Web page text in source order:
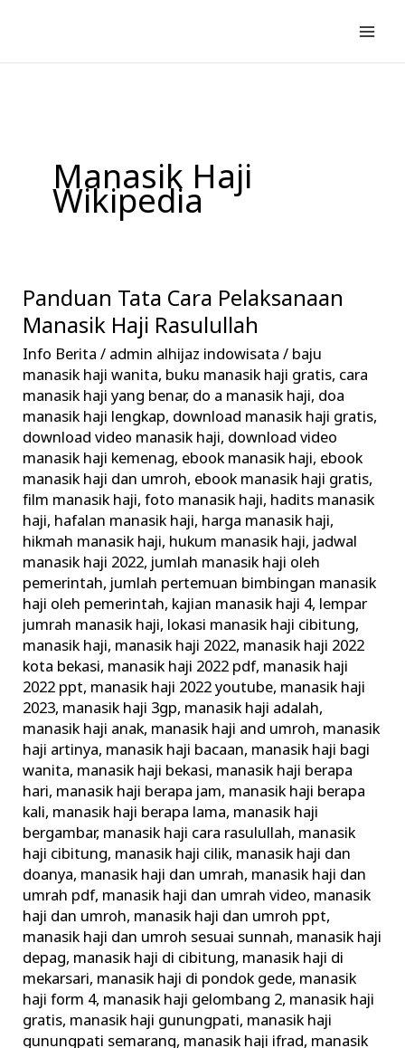
konten
Manasik Haji
Wikipedia
Panduan Tata Cara Pelaksanaan
Manasik Haji Rasulullah
Info Berita / admin alhijaz indowisata/ baju
manasik haji wanita, buku manasik haji gratis, cara
manasik haji yang benar, do a manasik haji, doa
manasik haji lengkap, download manasik haji gratis,
download video manasik haji, download video
manasik haji kemenag, ebook manasik haji, ebook
manasik haji dan umroh, ebook manasik haji gratis,
film manasik haji,foto manasik haji, hadits manasik
haji, hafalan manasik haji, harga manasik haji,
hikmah manasik haji, hukum manasik haji, jadwal
manasik haji 2022, jumlah manasik haji oleh
pemerintah, jumlah pertemuan bimbingan manasik
haji oleh pemerintah, kajian manasik haji 4, lempar
jumrah manasik haji, lokasi manasik haji cibitung,
manasik haji, manasik haji 2022, manasik haji 2022
kota bekasi, manasik haji 2022 pdf, manasik haji
2022 ppt, manasik haji 2022 youtube, manasik haji
2023, manasik haji 3gp, manasik haji adalah,
manasik haji anak, manasik haji and umroh, manasik
haji artinya, manasik haji bacaan, manasik haji bagi
wanita, manasik haji bekasi, manasik haji berapa
hari, manasik haji berapa jam, manasik haji berapa
kali, manasik haji berapa lama, manasik haji
bergambar, manasik haji cara rasulullah, manasik
haji cibitung, manasik haji cilik, manasik haji dan
doanya, manasik haji dan umrah, manasik haji dan
umrah pdf, manasik haji dan umrah video, manasik
haji dan umroh, manasik haji dan umroh ppt,
manasik haji dan umroh sesuai sunnah, manasik haji
depag, manasik haji di cibitung, manasik haji di
mekarsari, manasik haji di pondok gede, manasik
haji form 4, manasik haji gelombang 2, manasik haji
gratis, manasik haji gunungpati, manasik haji
gunungpati semarang, manasik haji ifrad, manasik
Panduan
Tata
Cara
Pelaksanaan
Manasik
Haji
Rasulullah